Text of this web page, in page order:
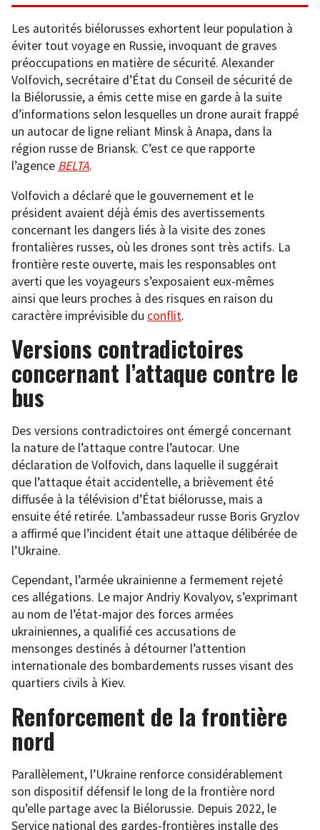
Les autorités biélorusses exhortent leur population à
éviter tout voyage en Russie, invoquant de graves
préoccupations en matière de sécurité. Alexander
Volfovich, secrétaire d’État du Conseil de sécurité de
la Biélorussie, a émis cette mise en garde à la suite
d’informations selon lesquelles un drone aurait frappé
un autocar de ligne reliant Minsk à Anapa, dans la
région russe de Briansk. C’est ce que rapporte
l’agence BELTA.
Volfovich a déclaré que le gouvernement et le
président avaient déjà émis des avertissements
concernant les dangers liés à la visite des zones
frontalières russes, où les drones sont très actifs. La
frontière reste ouverte, mais les responsables ont
averti que les voyageurs s’exposaient eux-mêmes
ainsi que leurs proches à des risques en raison du
caractère imprévisible du conflit.
Versions contradictoires
concernant l’attaque contre le
bus
Des versions contradictoires ont émergé concernant
la nature de l’attaque contre l’autocar. Une
déclaration de Volfovich, dans laquelle il suggérait
que l’attaque était accidentelle, a brièvement été
diffusée à la télévision d’État biélorusse, mais a
ensuite été retirée. L’ambassadeur russe Boris Gryzlov
a affirmé que l’incident était une attaque délibérée de
l’Ukraine.
Cependant, l’armée ukrainienne a fermement rejeté
ces allégations. Le major Andriy Kovalyov, s’exprimant
au nom de l’état-major des forces armées
ukrainiennes, a qualifié ces accusations de
mensonges destinés à détourner l’attention
internationale des bombardements russes visant des
quartiers civils à Kiev.
Renforcement de la frontière
nord
Parallèlement, l’Ukraine renforce considérablement
son dispositif défensif le long de la frontière nord
qu’elle partage avec la Biélorussie. Depuis 2022, le
Service national des gardes-frontières installe des